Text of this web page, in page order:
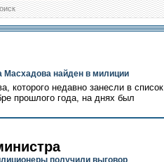
Масхадова найден в милиции
которого недавно занесли в список
прошлого года, на днях был
получили выговор